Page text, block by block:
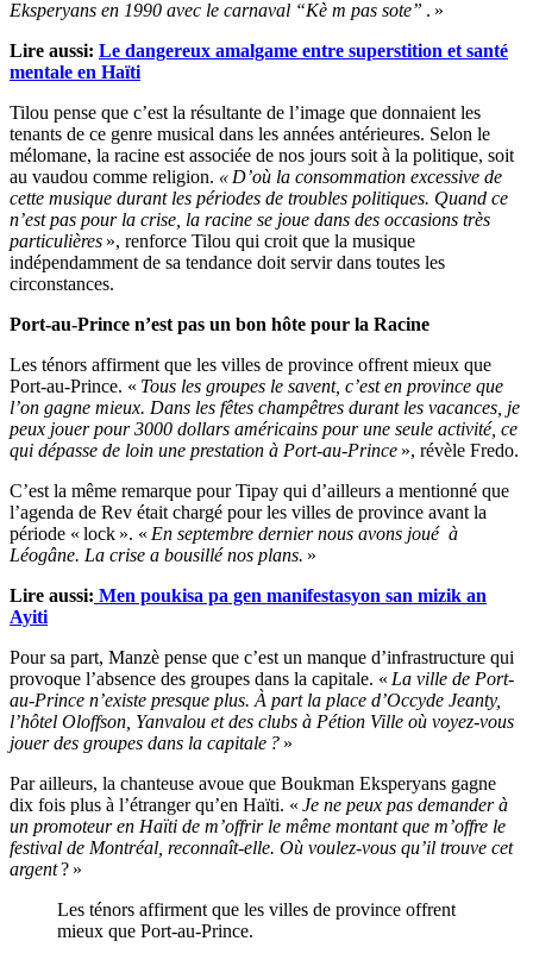
Eksperyans en 1990 avec le carnaval “Kè m pas sote” . »
Lire aussi: Le dangereux amalgame entre superstition et santé
mentale en Haïti
Tilou pense que c’est la résultante de l’image que donnaient les
tenants de ce genre musical dans les années antérieures. Selon le
mélomane, la racine est associée de nos jours soit à la politique, soit
au vaudou comme religion. « D’où la consommation excessive de
cette musique durant les périodes de troubles politiques. Quand ce
n’est pas pour la crise, la racine se joue dans des occasions très
particulières », renforce Tilou qui croit que la musique
indépendamment de sa tendance doit servir dans toutes les
circonstances.
Port-au-Prince n’est pas un bon hôte pour la Racine
Les ténors affirment que les villes de province offrent mieux que
Port-au-Prince. « Tous les groupes le savent, c’est en province que
l’on gagne mieux. Dans les fêtes champêtres durant les vacances, je
peux jouer pour 3000 dollars américains pour une seule activité, ce
qui dépasse de loin une prestation à Port-au-Prince », révèle Fredo.
C’est la même remarque pour Tipay qui d’ailleurs a mentionné que
l’agenda de Rev était chargé pour les villes de province avant la
période « lock ». « En septembre dernier nous avons joué à
Léogâne. La crise a bousillé nos plans. »
Lire aussi: Men poukisa pa gen manifestasyon san mizik an
Ayiti
Pour sa part, Manzè pense que c’est un manque d’infrastructure qui
provoque l’absence des groupes dans la capitale. « La ville de Port-
au-Prince n’existe presque plus. À part la place d’Occyde Jeanty,
l’hôtel Oloffson, Yanvalou et des clubs à Pétion Ville où voyez-vous
jouer des groupes dans la capitale ? »
Par ailleurs, la chanteuse avoue que Boukman Eksperyans gagne
dix fois plus à l’étranger qu’en Haïti. « Je ne peux pas demander à
un promoteur en Haïti de m’offrir le même montant que m’offre le
festival de Montréal, reconnaît-elle. Où voulez-vous qu’il trouve cet
argent? »
Les ténors affirment que les villes de province offrent
mieux que Port-au-Prince.